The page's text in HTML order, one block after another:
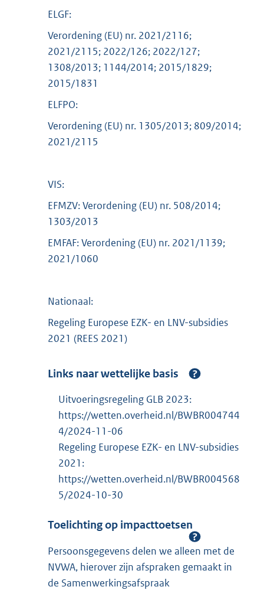
ELGF:
Verordening (EU) nr. 2021/2116;
2021/2115; 2022/126; 2022/127;
1308/2013; 1144/2014; 2015/1829;
2015/1831
ELFPO:
Verordening (EU) nr. 1305/2013; 809/2014;
2021/2115
VIS:
EFMZV: Verordening (EU) nr. 508/2014;
1303/2013
EMFAF: Verordening (EU) nr. 2021/1139;
2021/1060
Nationaal:
Regeling Europese EZK- en LNV-subsidies
2021 (REES 2021)
Links naar wettelijke basis
Uitvoeringsregeling GLB 2023:
https://wetten.overheid.nl/BWBR004744
4/2024-11-06
Regeling Europese EZK- en LNV-subsidies
2021:
https://wetten.overheid.nl/BWBR004568
5/2024-10-30
Toelichting op impacttoetsen
Persoonsgegevens delen we alleen met de
NVWA, hierover zijn afspraken gemaakt in
de Samenwerkingsafspraak